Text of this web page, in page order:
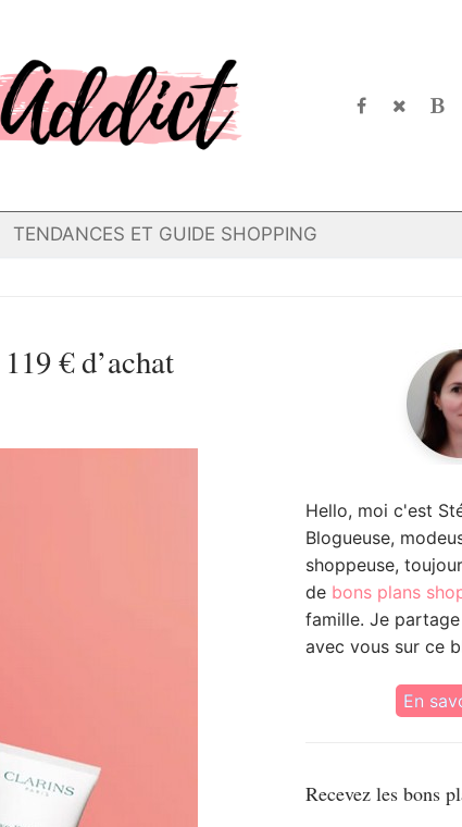
TENDANCES ET GUIDE SHOPPING
€ d’achat
Hello, moi c'est
Blogueuse,
shoppeuse,
de bons plans
famille. Je
avec vous sur ce
En
Recevez les bons